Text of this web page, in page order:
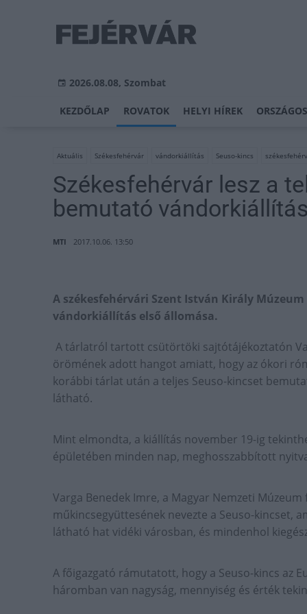
2026.08.08, Szombat
KEZDŐLAP ROVATOK HELYI HÍREK
Aktuális Székesfehérvár vándorkiállítás Seuso-kincs
Székesfehérvár lesz a
bemutató
MTI 2017.10.06. 13:50
A székesfehérvári Szent István Király
vándorkiállítás első állomása.
A tárlatról tartott csütörtöki sajtótájékoztatón
örömének adott hangot amiatt, hogy az ókori
korábbi tárlat után a teljes Seuso-kincset
látható.
Mint elmondta, a kiállítás november 19-ig
épületében minden nap, meghosszabbított
Varga Benedek Imre, a Magyar Nemzeti
műkincsegyüttesének nevezte a Seuso-kincset,
látható hat vidéki városban, és mindenhol
A főigazgató rámutatott, hogy a Seuso-kincs az
háromban van nagyság, mennyiség és érték